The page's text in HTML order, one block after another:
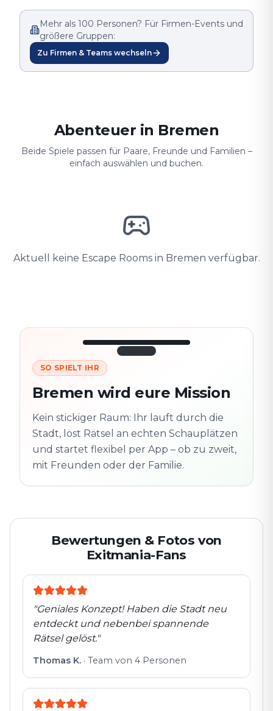
Mehr als 100 Personen? Für Firmen-Events und
größere Gruppen:
Zu Firmen & Teams wechseln
Abenteuer in Bremen
Beide Spiele passen für Paare, Freunde und Familien –
einfach auswählen und buchen.
Aktuell keine Escape Rooms in Bremen verfügbar.
3/10
Nächster
Schauplatz
m
Spur
entdeckt
Altstadt
Folgt der Spur
Echte Orte · völlig
flexibel
SO SPIELT IHR
Bremen wird eure Mission
Kein stickiger Raum: Ihr lauft durch die
Stadt, löst Rätsel an echten Schauplätzen
und startet flexibel per App – ob zu zweit,
mit Freunden oder der Familie.
Bewertungen & Fotos von
Exitmania-Fans
"Geniales Konzept! Haben die Stadt neu
entdeckt und nebenbei spannende
Rätsel gelöst."
Thomas K. · Team von 4 Personen